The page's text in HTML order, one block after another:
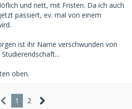
und nett, mit Fristen. Da ich auch
passiert, ev. mal von einem
ist ihr Name verschwunden von
oben.
1 2